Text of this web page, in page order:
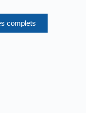
complets